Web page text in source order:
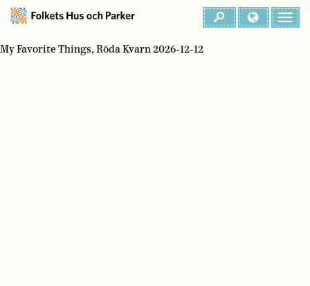
My Favorite Things, Röda Kvarn 2026-12-12